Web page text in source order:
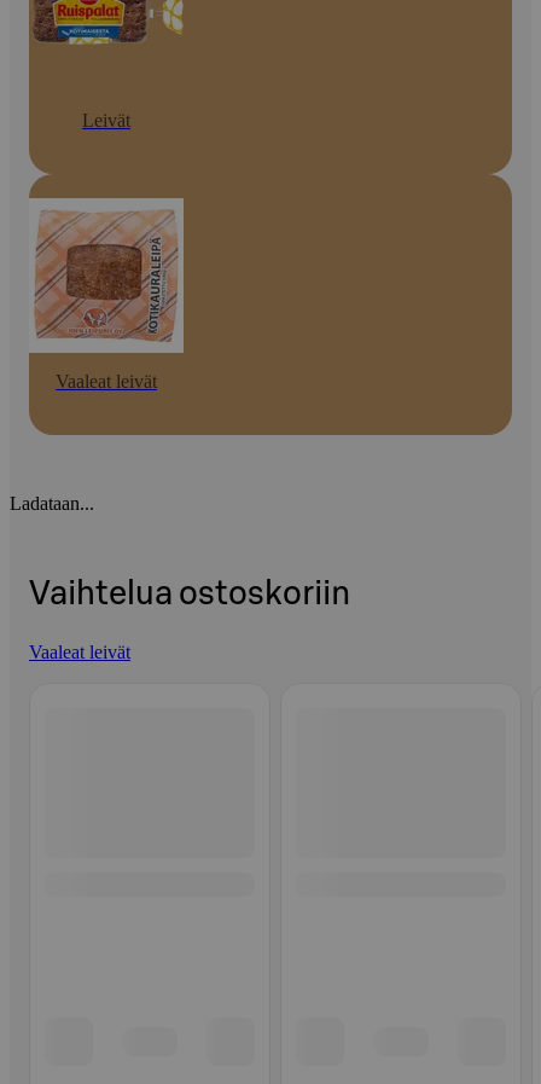
Leivät
Vaaleat leivät
Ladataan...
Vaihtelua ostoskoriin
Vaaleat leivät